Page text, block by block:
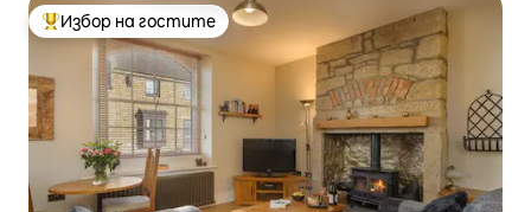
Най-популярен избор на гостите
Избор на гостите